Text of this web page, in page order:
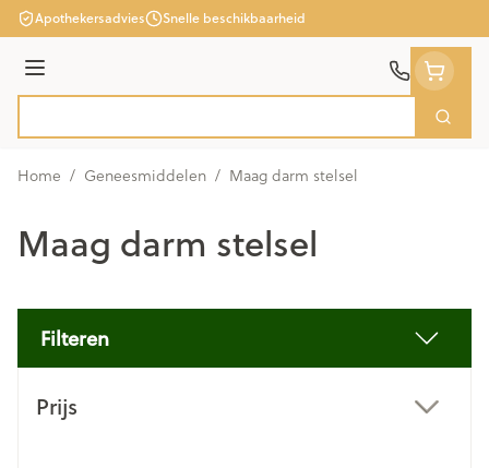
Ga naar de inhoud
Apothekersadvies Snelle beschikbaarheid
Menu
Zoek
Home / Geneesmiddelen / Maag darm stelsel
Maag darm stelsel
Filteren
Prijs